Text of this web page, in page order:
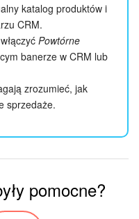
katalog produktów i
CRM.
Powtórne
banerze w CRM lub
zrozumieć, jak
sprzedaże.
pomocne?